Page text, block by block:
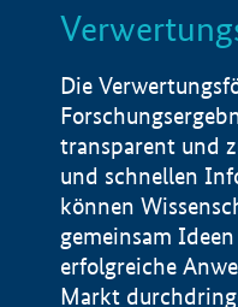
Die
transparent und
und schnellen
können
gemeinsam
erfolgreiche
Markt